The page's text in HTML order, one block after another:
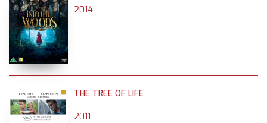
2014
THE TREE OF LIFE
2011